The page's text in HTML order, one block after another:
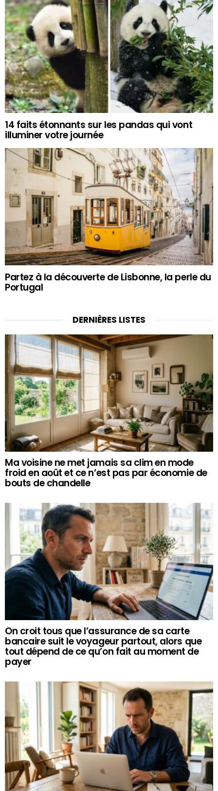
14 faits étonnants sur les pandas qui vont
illuminer votre journée
Partez à la découverte de Lisbonne, la perle du
Portugal
DERNIÈRES LISTES
Ma voisine ne met jamais sa clim en mode
froid en août et ce n’est pas par économie de
bouts de chandelle
On croit tous que l’assurance de sa carte
bancaire suit le voyageur partout, alors que
tout dépend de ce qu’on fait au moment de
payer